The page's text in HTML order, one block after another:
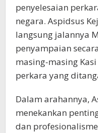
penyelesaian
negara. Aspidsus
langsung jalannya
penyampaian
masing-masing
perkara yang
Dalam arahannya,
menekankan
dan